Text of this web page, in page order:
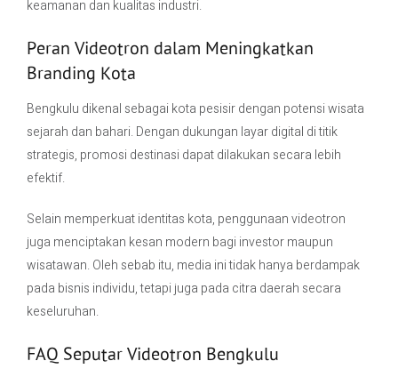
keamanan dan kualitas industri.
Peran Videotron dalam Meningkatkan
Branding Kota
Bengkulu dikenal sebagai kota pesisir dengan potensi wisata
sejarah dan bahari. Dengan dukungan layar digital di titik
strategis, promosi destinasi dapat dilakukan secara lebih
efektif.
Selain memperkuat identitas kota, penggunaan videotron
juga menciptakan kesan modern bagi investor maupun
wisatawan. Oleh sebab itu, media ini tidak hanya berdampak
pada bisnis individu, tetapi juga pada citra daerah secara
keseluruhan.
FAQ Seputar Videotron Bengkulu